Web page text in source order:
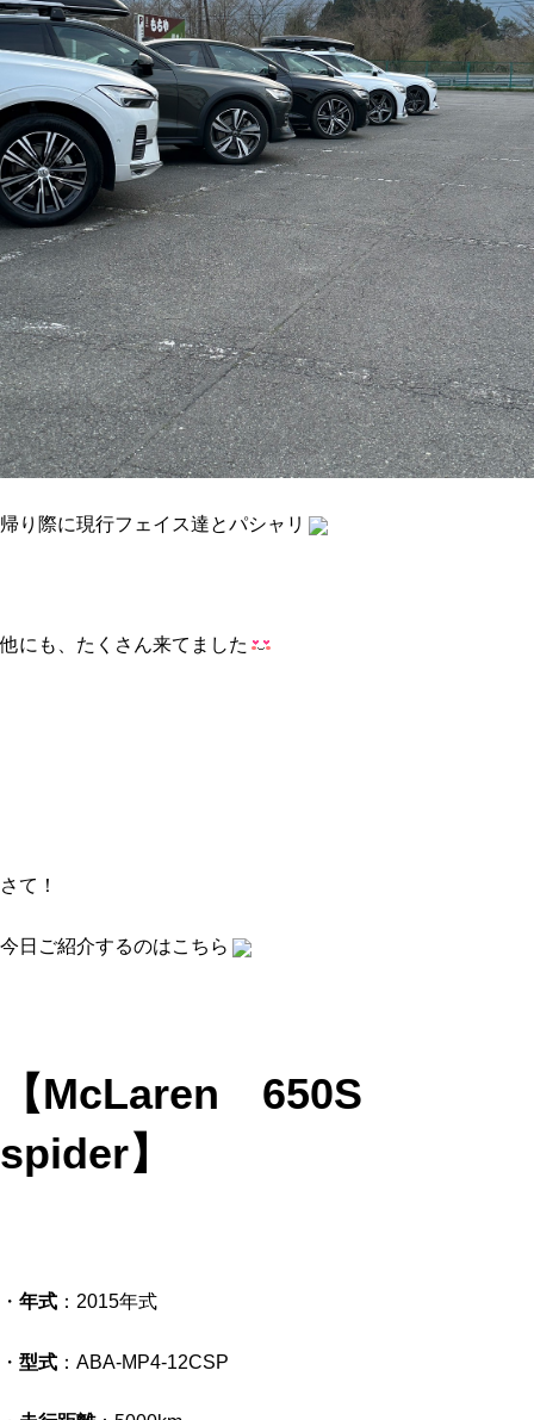
帰り際に現行フェイス達とパシャリ
他にも、たくさん来てました
さて！
今日ご紹介するのはこちら
【McLaren 650S
spider】
・ 年式 ：2015年式
・ 型式 ：ABA-MP4-12CSP